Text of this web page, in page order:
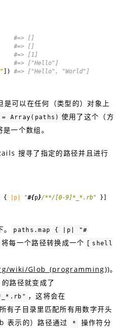
#=> []
#=> []
#=> [1]
#=> ["Hello"]
]) #=> ["Hello", "World"]
是可以在任何（类型的）对象上
= Array(paths) 使用了这个（方
是一个数组。
搜寻了指定的路径并且进行
{ |p| "#{p}/**/[0-9]*_*.rb"
paths.map { |p| "#
将每一个路径转换成一个 [ shell
wiki/Glob_(programming))。
的路径就变成了
，这将会在
有子目录里匹配所有用数字开头
表示的）路径通过
*
操作符分